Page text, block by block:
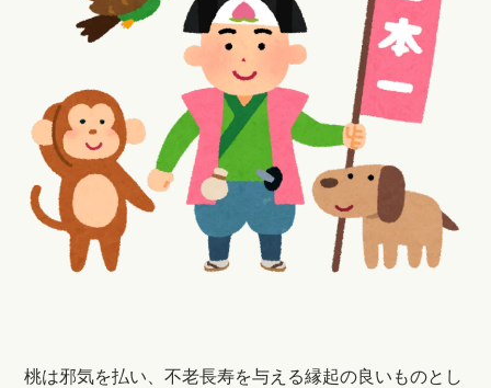
桃は邪気を払い、不老長寿を与える縁起の良いものとし